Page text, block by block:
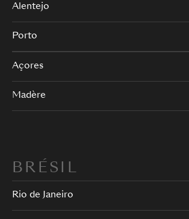
Alentejo
Porto
Açores
Madère
BRÉSIL
Rio de Janeiro